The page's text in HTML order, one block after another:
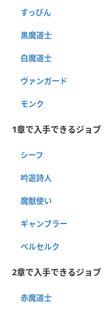
すっぴん
黒魔道士
白魔道士
ヴァンガード
モンク
1章で入手できるジョブ
シーフ
吟遊詩人
魔獣使い
ギャンブラー
ベルセルク
2章で入手できるジョブ
赤魔道士